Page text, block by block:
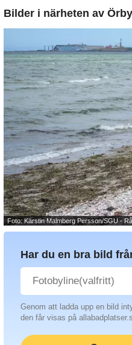
Bilder i närheten av
Foto: Kärstin Malmberg Persson/SGU -
Har du en bra bild
Genom att ladda upp en bild
den får visas på